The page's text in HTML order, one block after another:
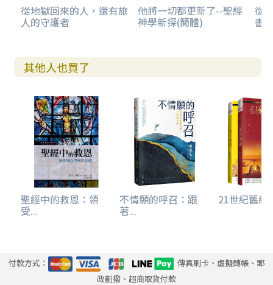
從地獄回來的人，還有旅
人的守護者
他將一切都更新了--聖經
神學新探(簡體)
從
書
其他人也買了
聖經中的救恩：領
受...
不情願的呼召：跟
著...
21世紀舊約
付款方式：
傳真刷卡、虛擬轉帳、郵
政劃撥、超商取貨付款